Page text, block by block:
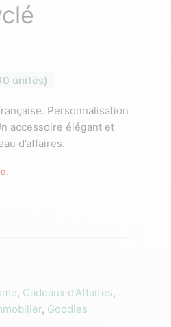
unités)
Personnalisation
accessoire élégant et
d’affaires.
, Cadeaux d'Affaires,
, Goodies